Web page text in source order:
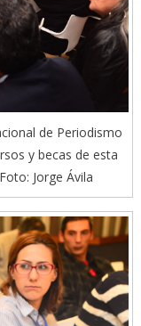
de Periodismo
y becas de esta
Jorge Ávila